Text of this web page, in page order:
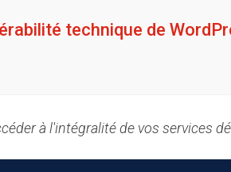
technique de
à l'intégralité de vos services